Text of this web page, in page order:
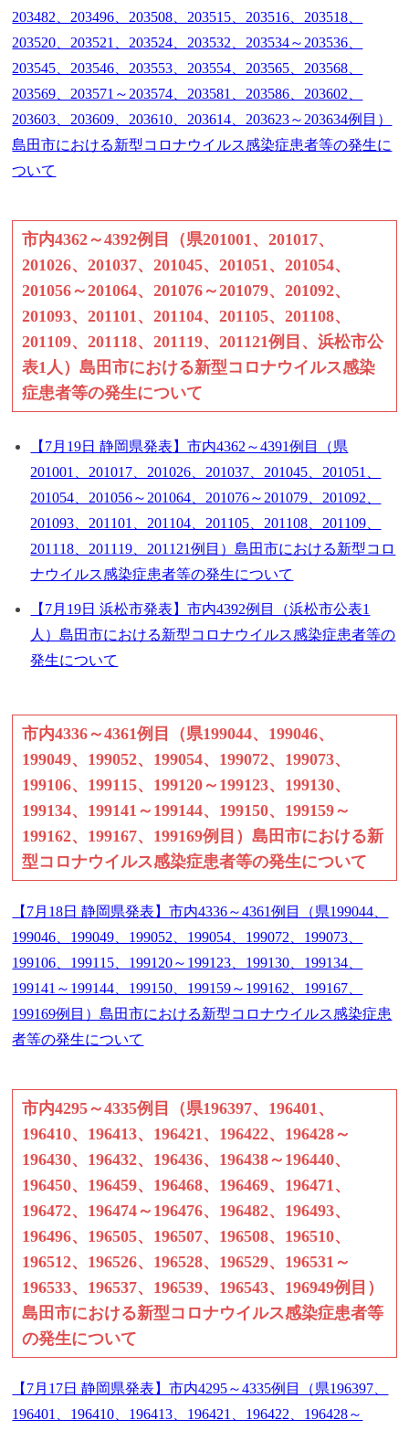
203482、203496、203508、203515、203516、203518、
203520、203521、203524、203532、203534～203536、
203545、203546、203553、203554、203565、203568、
203569、203571～203574、203581、203586、203602、
203603、203609、203610、203614、203623～203634例目）
島田市における新型コロナウイルス感染症患者等の発生に
ついて
市内4362～4392例目（県201001、201017、
201026、201037、201045、201051、201054、
201056～201064、201076～201079、201092、
201093、201101、201104、201105、201108、
201109、201118、201119、201121例目、浜松市公
表1人）島田市における新型コロナウイルス感染
症患者等の発生について
【7月19日 静岡県発表】市内4362～4391例目（県
201001、201017、201026、201037、201045、201051、
201054、201056～201064、201076～201079、201092、
201093、201101、201104、201105、201108、201109、
201118、201119、201121例目）島田市における新型コロ
ナウイルス感染症患者等の発生について
【7月19日 浜松市発表】市内4392例目（浜松市公表1
人）島田市における新型コロナウイルス感染症患者等の
発生について
市内4336～4361例目（県199044、199046、
199049、199052、199054、199072、199073、
199106、199115、199120～199123、199130、
199134、199141～199144、199150、199159～
199162、199167、199169例目）島田市における新
型コロナウイルス感染症患者等の発生について
【7月18日 静岡県発表】市内4336～4361例目（県199044、
199046、199049、199052、199054、199072、199073、
199106、199115、199120～199123、199130、199134、
199141～199144、199150、199159～199162、199167、
199169例目）島田市における新型コロナウイルス感染症患
者等の発生について
市内4295～4335例目（県196397、196401、
196410、196413、196421、196422、196428～
196430、196432、196436、196438～196440、
196450、196459、196468、196469、196471、
196472、196474～196476、196482、196493、
196496、196505、196507、196508、196510、
196512、196526、196528、196529、196531～
196533、196537、196539、196543、196949例目）
島田市における新型コロナウイルス感染症患者等
の発生について
【7月17日 静岡県発表】市内4295～4335例目（県196397、
196401、196410、196413、196421、196422、196428～